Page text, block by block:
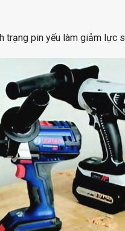
trạng pin yếu làm giảm lực